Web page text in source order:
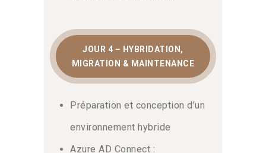
JOUR 4 – HYBRIDATION,
MIGRATION & MAINTENANCE
Préparation et conception d’un
environnement hybride
Azure AD Connect :